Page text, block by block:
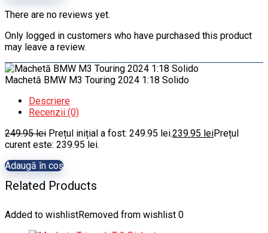
There are no reviews yet.
Only logged in customers who have purchased this product
may leave a review.
Machetă BMW M3 Touring 2024 1:18 Solido
Descriere
Recenzii (0)
249.95lei Prețul inițial a fost: 249.95 lei.239.95 leiPrețul
curent este: 239.95 lei.
Adaugă în coș
Related Products
Added to wishlistRemoved from wishlist 0